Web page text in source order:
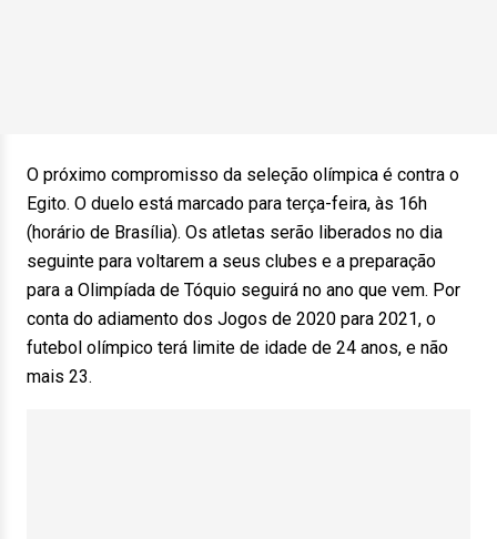
O próximo compromisso da seleção olímpica é contra o
Egito. O duelo está marcado para terça-feira, às 16h
(horário de Brasília). Os atletas serão liberados no dia
seguinte para voltarem a seus clubes e a preparação
para a Olimpíada de Tóquio seguirá no ano que vem. Por
conta do adiamento dos Jogos de 2020 para 2021, o
futebol olímpico terá limite de idade de 24 anos, e não
mais 23.